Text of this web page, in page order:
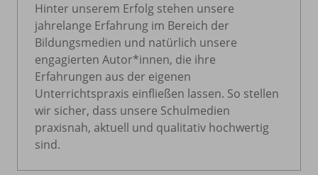
Hinter unserem Erfolg stehen unsere
jahrelange Erfahrung im Bereich der
Bildungsmedien und natürlich unsere
engagierten Autor*innen, die ihre
Erfahrungen aus der eigenen
Unterrichtspraxis einfließen lassen. So stellen
wir sicher, dass unsere Schulmedien
praxisnah, aktuell und qualitativ hochwertig
sind.